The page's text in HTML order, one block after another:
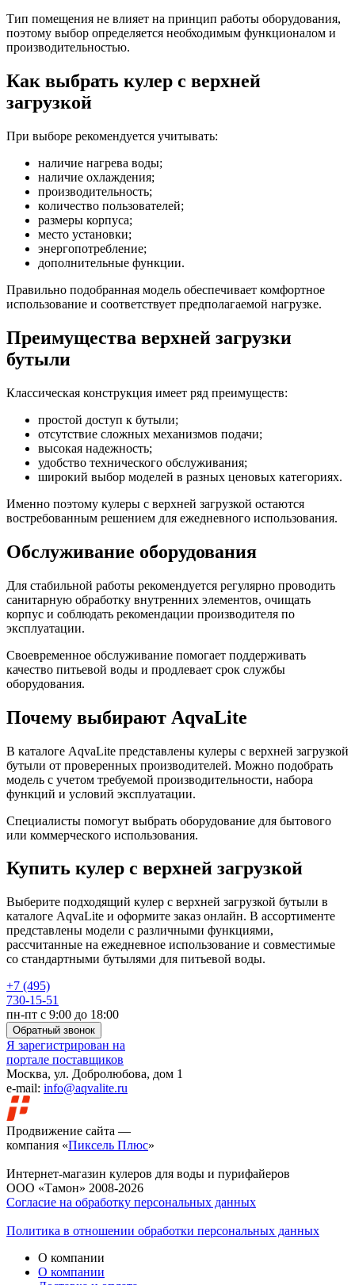
Тип помещения не влияет на принцип работы оборудования,
поэтому выбор определяется необходимым функционалом и
производительностью.
Как выбрать кулер с верхней
загрузкой
При выборе рекомендуется учитывать:
наличие нагрева воды;
наличие охлаждения;
производительность;
количество пользователей;
размеры корпуса;
место установки;
энергопотребление;
дополнительные функции.
Правильно подобранная модель обеспечивает комфортное
использование и соответствует предполагаемой нагрузке.
Преимущества верхней загрузки
бутыли
Классическая конструкция имеет ряд преимуществ:
простой доступ к бутыли;
отсутствие сложных механизмов подачи;
высокая надежность;
удобство технического обслуживания;
широкий выбор моделей в разных ценовых категориях.
Именно поэтому кулеры с верхней загрузкой остаются
востребованным решением для ежедневного использования.
Обслуживание оборудования
Для стабильной работы рекомендуется регулярно проводить
санитарную обработку внутренних элементов, очищать
корпус и соблюдать рекомендации производителя по
эксплуатации.
Своевременное обслуживание помогает поддерживать
качество питьевой воды и продлевает срок службы
оборудования.
Почему выбирают AqvaLite
В каталоге AqvaLite представлены кулеры с верхней загрузкой
бутыли от проверенных производителей. Можно подобрать
модель с учетом требуемой производительности, набора
функций и условий эксплуатации.
Специалисты помогут выбрать оборудование для бытового
или коммерческого использования.
Купить кулер с верхней загрузкой
Выберите подходящий кулер с верхней загрузкой бутыли в
каталоге AqvaLite и оформите заказ онлайн. В ассортименте
представлены модели с различными функциями,
рассчитанные на ежедневное использование и совместимые
со стандартными бутылями для питьевой воды.
+7 (495)
730-15-51
пн-пт с 9:00 до 18:00
Обратный звонок
Я зарегистрирован на
портале поставщиков
Москва, ул. Добролюбова, дом 1
e-mail: info@aqvalite.ru
Продвижение сайта —
компания «Пиксель Плюс»
Интернет-магазин кулеров для воды и пурифайеров
ООО «Тамон» 2008-2026
Согласие на обработку персональных данных
Политика в отношении обработки персональных данных
О компании
О компании